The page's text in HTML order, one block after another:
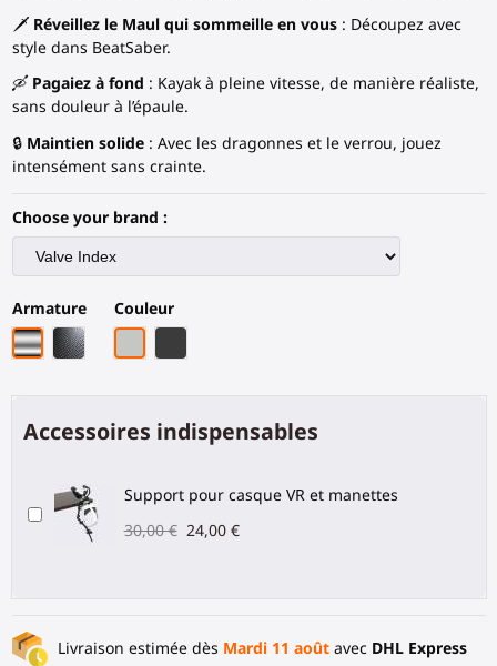
🗡️ Réveillez le Maul qui sommeille en vous: Découpez avec
style dans BeatSaber.
🛶 Pagaiez à fond : Kayak à pleine vitesse, de manière réaliste,
sans douleur à l’épaule.
🔒 Maintien solide: Avec les dragonnes et le verrou, jouez
intensément sans crainte.
Choose your brand :
Armature
Armature chrome
Armature en fibre de carbone noire
Couleur
Accessoires indispensables
Support pour casque VR et manettes
30,00 € 24,00 €
Livraison estimée dès Mardi 11 aoûtavec DHL Express